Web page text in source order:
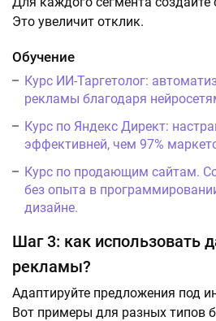
Это увеличит отклик.
Обучение
Курс ИИ-Таргетолог:
рекламы благодаря
Курс по Яндекс Директ:
эффективней, чем 97%
Курс по продающим сайтам.
без опыта в
дизайне.
Шаг 3: как использовать
рекламы?
Адаптируйте предложения под
Вот примеры для разных типов